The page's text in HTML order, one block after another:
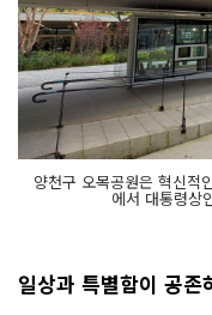
양천구 오목공원은 혁신적
에서 대통령상
일상과 특별함이 공존